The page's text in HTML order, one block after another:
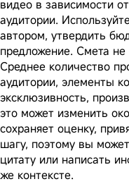
видео в зависимости
аудитории.
автором, утвердить
предложение. Смета не
Среднее количество
аудитории, элементы
эксклюзивность,
это может изменить
сохраняет оценку,
шагу, поэтому вы
цитату или написать
же контексте.